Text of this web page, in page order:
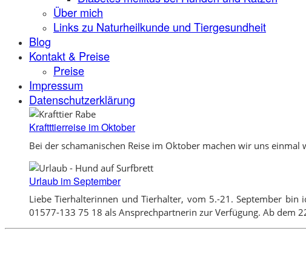
Über mich
Links zu Naturheilkunde und Tiergesundheit
Blog
Kontakt & Preise
Preise
Impressum
Datenschutzerklärung
Kraftttierreise im Oktober
Bei der schamanischen Reise im Oktober machen wir uns
Urlaub im September
Liebe Tierhalterinnen und Tierhalter, vom 5.-21. September
01577-133 75 18 als Ansprechpartnerin zur Verfügung. Ab dem